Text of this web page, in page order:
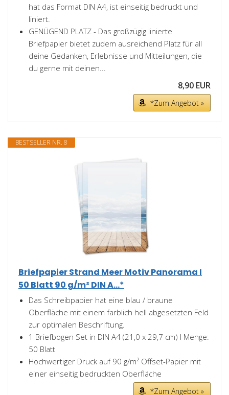
hat das Format DIN A4, ist einseitig bedruckt und
liniert.
GENÜGEND PLATZ - Das großzügig linierte
Briefpapier bietet zudem ausreichend Platz für all
deine Gedanken, Erlebnisse und Mitteilungen, die
du gerne mit deinen...
8,90 EUR
*Zum Angebot »
BESTSELLER NR. 8
Briefpapier Strand Meer Motiv Panorama I
50 Blatt 90 g/m² DIN A...*
Das Schreibpapier hat eine blau / braune
Oberfläche mit einem farblich hell abgesetzten Feld
zur optimalen Beschriftung.
1 Briefbogen Set in DIN A4 (21,0 x 29,7 cm) I Menge:
50 Blatt
Hochwertiger Druck auf 90 g/m² Offset-Papier mit
einer einseitig bedruckten Oberfläche
*Zum Angebot »